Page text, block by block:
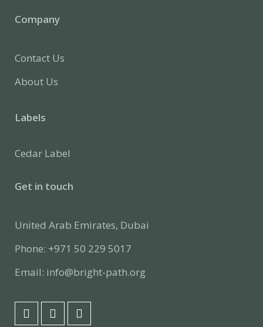
Company
Contact Us
About Us
Labels
Cedar Label
Get in touch
United Arab Emirates, Dubai
Phone: +971 50 229 5017
Email: info@bright-path.org
F
a
L
i
I
n